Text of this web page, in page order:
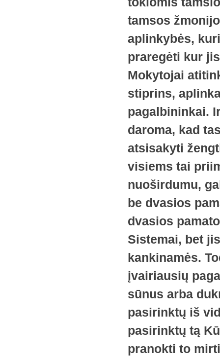
tamsos
aplinkybės,
praregėti kur
Mokytojai
stiprins,
pagalbininkai.
daroma, kad
atsisakyti
visiems tai
nuoširdumu,
be dvasios
dvasios
Sistemai, bet
kankinamės.
įvairiausių
sūnus arba
pasirinktų iš
pasirinktų tą
pranokti to